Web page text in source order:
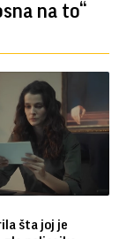
na to“
šta joj je